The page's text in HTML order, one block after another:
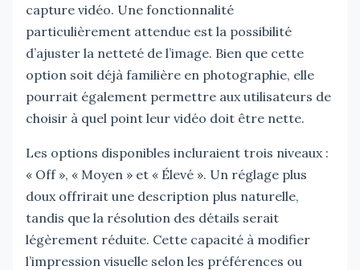
capture vidéo. Une fonctionnalité
particulièrement attendue est la possibilité
d’ajuster la netteté de l’image. Bien que cette
option soit déjà familière en photographie, elle
pourrait également permettre aux utilisateurs de
choisir à quel point leur vidéo doit être nette.
Les options disponibles incluraient trois niveaux :
« Off », « Moyen » et « Élevé ». Un réglage plus
doux offrirait une description plus naturelle,
tandis que la résolution des détails serait
légèrement réduite. Cette capacité à modifier
l’impression visuelle selon les préférences ou